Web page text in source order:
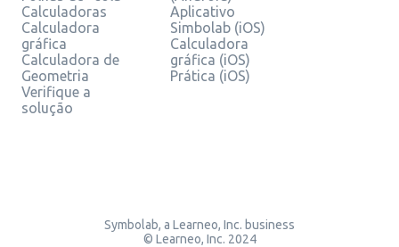
Calculadoras
Calculadora
gráfica
Calculadora de
Geometria
Verifique a
solução
Aplicativo
Simbolab (iOS)
Calculadora
gráfica (iOS)
Prática (iOS)
Symbolab, a Learneo, Inc. business
© Learneo, Inc. 2024